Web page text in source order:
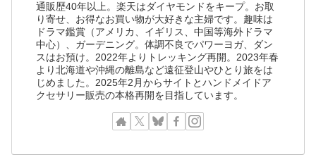
通販歴40年以上。楽天はダイヤモンドをキープ。お取
り寄せ、お得なお買い物が大好きな主婦です。趣味は
ドラマ鑑賞（アメリカ、イギリス、中国等海外ドラマ
中心）、ガーデニング。体調不良でパワーヨガ、ダン
スはお預け。2022年よりトレッキング再開。2023年春
より北海道や沖縄の離島など遠征登山やひとり旅をは
じめました。2025年2月からサイトとハンドメイドア
クセサリー販売の本格再開を目指しています。